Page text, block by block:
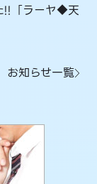
!!「ラーヤ◆天
お知らせ一覧